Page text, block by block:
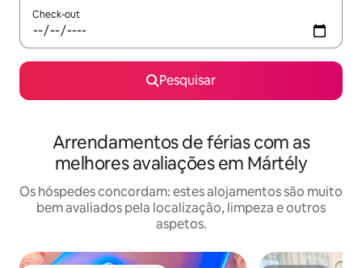
Check-out
Pesquisar
Arrendamentos de férias com as
melhores avaliações em Mártély
Os hóspedes concordam: estes alojamentos são muito
bem avaliados pela localização, limpeza e outros
aspetos.